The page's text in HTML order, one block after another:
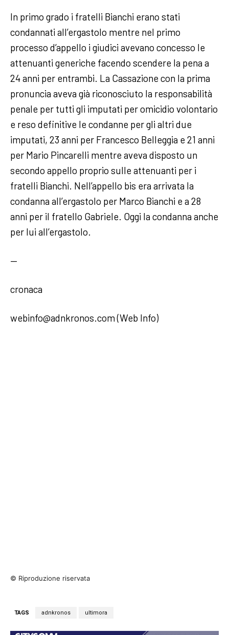
In primo grado i fratelli Bianchi erano stati
condannati all’ergastolo mentre nel primo
processo d’appello i giudici avevano concesso le
attenuanti generiche facendo scendere la pena a
24 anni per entrambi. La Cassazione con la prima
pronuncia aveva già riconosciuto la responsabilità
penale per tutti gli imputati per omicidio volontario
e reso definitive le condanne per gli altri due
imputati, 23 anni per Francesco Belleggia e 21 anni
per Mario Pincarelli mentre aveva disposto un
secondo appello proprio sulle attenuanti per i
fratelli Bianchi. Nell’appello bis era arrivata la
condanna all’ergastolo per Marco Bianchi e a 28
anni per il fratello Gabriele. Oggi la condanna anche
per lui all’ergastolo.
—
cronaca
webinfo@adnkronos.com (Web Info)
© Riproduzione riservata
TAGS adnkronos ultimora